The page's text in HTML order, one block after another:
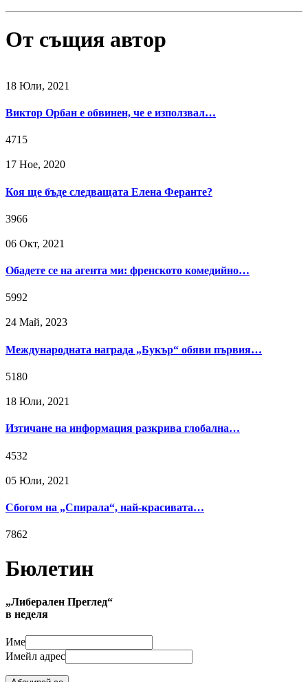
От същия автор
18 Юли, 2021
Виктор Орбан е обвинен, че е използвал…
4715
17 Ное, 2020
Коя ще бъде следващата Елена Феранте?
3966
06 Окт, 2021
Обадете се на агента ми: френското комедийно…
5992
24 Май, 2023
Международната награда „Букър“ обяви първия…
5180
18 Юли, 2021
Изтичане на информация разкрива глобална…
4532
05 Юли, 2021
Сбогом на „Спирала“, най-красивата…
7862
Бюлетин
„Либерален Преглед“
в неделя
Име
Имейл адрес